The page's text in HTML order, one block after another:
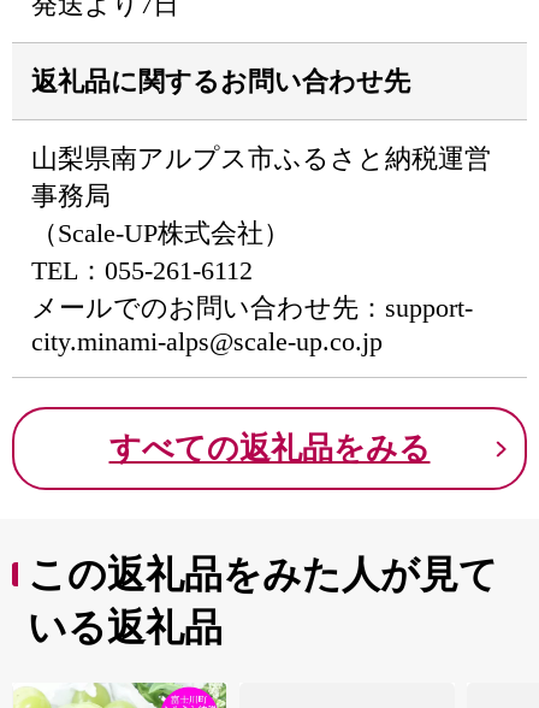
返礼品に関するお問い合わせ先
山梨県南アルプス市ふるさと納税運営
事務局
（Scale-UP株式会社）
TEL：055-261-6112
メールでのお問い合わせ先：support-
city.minami-alps@scale-up.co.jp
すべての返礼品をみる
この返礼品をみた人が見て
いる返礼品